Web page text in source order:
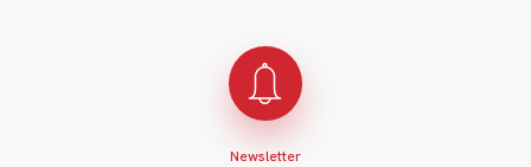
Newsletter